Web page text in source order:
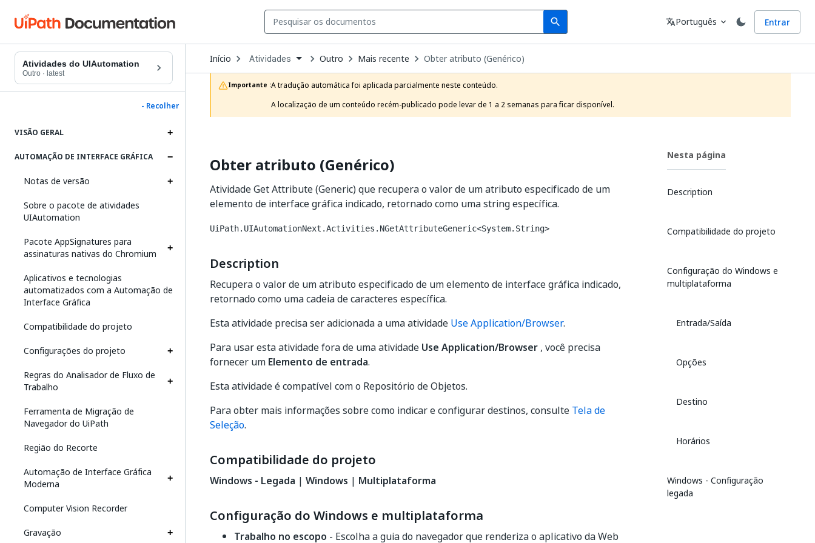
search
Search Idioma
translatePortuguês expand_more Entrar
Atividades do UIAutomation
Outro · latest
- Recolher
VISÃO GERAL
AUTOMAÇÃO DE INTERFACE GRÁFICA
Notas de versão
Sobre o pacote de atividades
UIAutomation
Pacote AppSignatures para
assinaturas nativas do Chromium
Aplicativos e tecnologias
automatizados com a Automação de
Interface Gráfica
Compatibilidade do projeto
Configurações do projeto
Regras do Analisador de Fluxo de
Trabalho
Ferramenta de Migração de
Navegador do UiPath
Região do Recorte
Automação de Interface Gráfica
Moderna
Computer Vision Recorder
Gravação
Início Open
Dropdown
to
choose
product
Atividades Outro Mais recente Obter atributo (Genérico)
Importante :A tradução automática foi aplicada parcialmente neste conteúdo.
A localização de um conteúdo recém-publicado pode levar de 1 a 2 semanas para ficar disponível.
Obter atributo (Genérico)
Atividade Get Attribute (Generic) que recupera o valor de um atributo especificado de um
elemento de interface gráfica indicado, retornado como uma string específica.
UiPath.UIAutomationNext.Activities.NGetAttributeGeneric<System.String>
Description
Recupera o valor de um atributo especificado de um elemento de interface gráfica indicado,
retornado como uma cadeia de caracteres específica.
Esta atividade precisa ser adicionada a uma atividade Use Application/Browser.
Para usar esta atividade fora de uma atividade Use Application/Browser , você precisa
fornecer um Elemento de entrada.
Esta atividade é compatível com o Repositório de Objetos.
Para obter mais informações sobre como indicar e configurar destinos, consulte Tela de
Seleção.
Compatibilidade do projeto
Windows - Legada | Windows | Multiplataforma
Configuração do Windows e multiplataforma
Trabalho no escopo - Escolha a guia do navegador que renderiza o aplicativo da Web
Nesta página
Description
Compatibilidade do projeto
Configuração do Windows e
multiplataforma
Entrada/Saída
Opções
Destino
Horários
Windows - Configuração
legada